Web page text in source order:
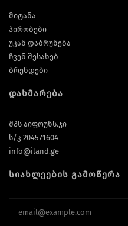
მიტანა
პირობები
უკან დაბრუნება
ჩვენ შესახებ
ბრენდები
დახმარება
შპს აიფოუნს.ჯი
ს/კ 204571604
info@iland.ge
სიახლეების გამოწერა